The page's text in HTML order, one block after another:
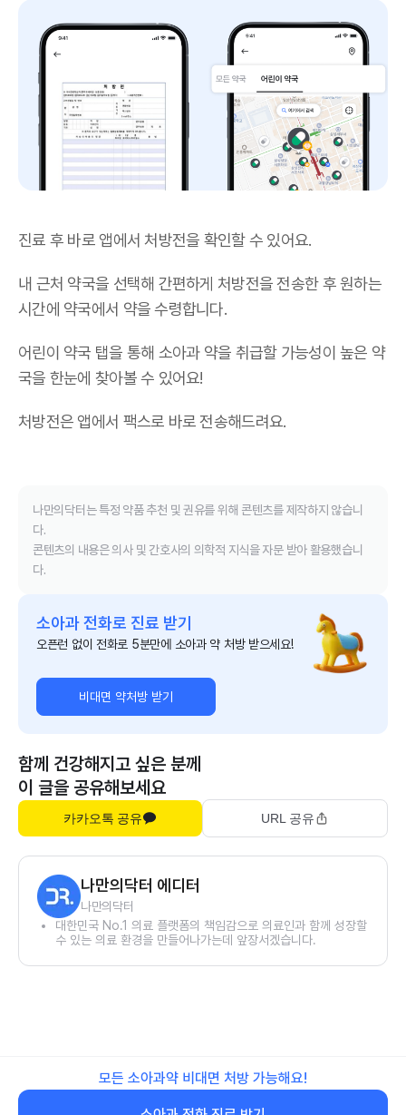
진료 후 바로 앱에서 처방전을 확인할 수 있어요.
내 근처 약국을 선택해 간편하게 처방전을 전송한 후 원하는
시간에 약국에서 약을 수령합니다.
어린이 약국 탭을 통해 소아과 약을 취급할 가능성이 높은 약
국을 한눈에 찾아볼 수 있어요!
처방전은 앱에서 팩스로 바로 전송해드려요.
나만의닥터는 특정 약품 추천 및 권유를 위해 콘텐츠를 제작하지 않습니
다.
콘텐츠의 내용은 의사 및 간호사의 의학적 지식을 자문 받아 활용했습니
다.
소아과 전화로 진료 받기
오픈런 없이 전화로 5분만에 소아과 약 처방 받으세요!
비대면 약처방 받기
함께 건강해지고 싶은 분께
이 글을 공유해보세요
카카오톡 공유 URL 공유
나만의닥터 에디터
나만의닥터
대한민국 No.1 의료 플랫폼의 책임감으로 의료인과 함께 성장할
수 있는 의료 환경을 만들어나가는데 앞장서겠습니다.
모든 소아과약 비대면 처방 가능해요!